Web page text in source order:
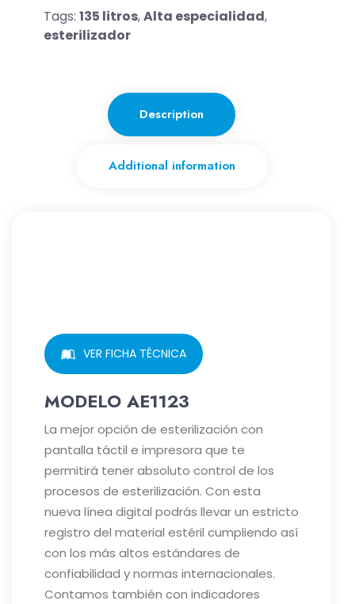
Tags: 135 litros,Alta especialidad,
esterilizador
Description
Additional information
VER FICHA TÉCNICA
MODELO AE1123
La mejor opción de esterilización con
pantalla táctil e impresora que te
permitirá tener absoluto control de los
procesos de esterilización. Con esta
nueva línea digital podrás llevar un estricto
registro del material estéril cumpliendo así
con los más altos estándares de
confiabilidad y normas internacionales.
Contamos también con indicadores